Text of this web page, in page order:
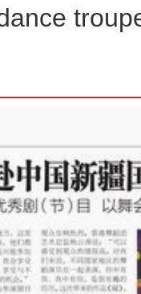
：在这里拍